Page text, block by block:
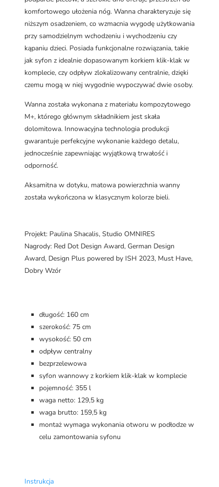
komfortowego ułożenia nóg. Wanna charakteryzuje się
niższym osadzeniem, co wzmacnia wygodę użytkowania
przy samodzielnym wchodzeniu i wychodzeniu czy
kąpaniu dzieci. Posiada funkcjonalne rozwiązania, takie
jak syfon z idealnie dopasowanym korkiem klik-klak w
komplecie, czy odpływ zlokalizowany centralnie, dzięki
czemu mogą w niej wygodnie wypoczywać dwie osoby.
Wanna została wykonana z materiału kompozytowego
M+, którego głównym składnikiem jest skała
dolomitowa. Innowacyjna technologia produkcji
gwarantuje perfekcyjne wykonanie każdego detalu,
jednocześnie zapewniając wyjątkową trwałość i
odporność.
Aksamitna w dotyku, matowa powierzchnia wanny
została wykończona w klasycznym kolorze bieli.
Projekt: Paulina Shacalis, Studio OMNIRES
Nagrody: Red Dot Design Award, German Design
Award, Design Plus powered by ISH 2023, Must Have,
Dobry Wzór
długość: 160 cm
szerokość: 75 cm
wysokość: 50 cm
odpływ centralny
bezprzelewowa
syfon wannowy z korkiem klik-klak w komplecie
pojemność: 355 l
waga netto: 129,5 kg
waga brutto: 159,5 kg
montaż wymaga wykonania otworu w podłodze w
celu zamontowania syfonu
Instrukcja